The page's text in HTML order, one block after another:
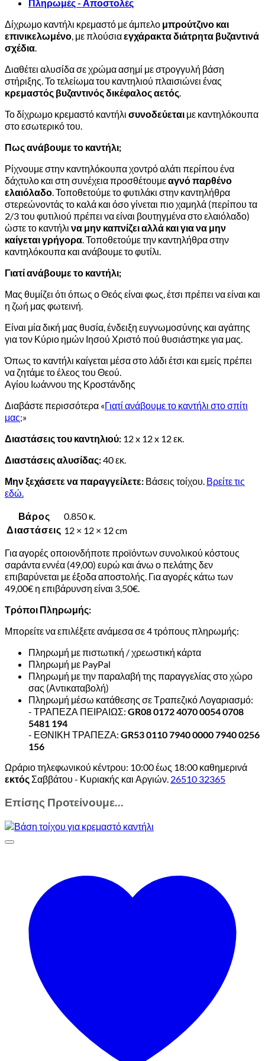
3.00€.
Πληρωμές - Αποστολές
Δίχρωμο καντήλι κρεμαστό με άμπελο μπρούτζινο και
επινικελωμένο , με πλούσιαεγχάρακτα διάτρητα βυζαντινά
σχέδια
Διαθέτει αλυσίδα σε χρώμα ασημί με στρογγυλή βάση
στήριξης. Το τελείωμα του καντηλιού πλαισιώνει ένας
κρεμαστός βυζαντινός δικέφαλος αετός
Το δίχρωμο κρεμαστό καντήλι συνοδεύεται με καντηλόκουπα
στο εσωτερικό του.
Πως ανάβουμε το καντήλι;
Ρίχνουμε στην καντηλόκουπα χοντρό αλάτι περίπου ένα
δάχτυλο και στη συνέχεια προσθέτουμεαγνό παρθένο
ελαιόλαδο . Τοποθετούμε το φυτιλάκι στην καντηλήθρα
στερεώνοντάς το καλά και όσο γίνεται πιο χαμηλά (περίπου τα
2/3 του φυτιλιού πρέπει να είναι βουτηγμένα στο ελαιόλαδο)
ώστε το καντήλι να μην καπνίζει αλλά και για να μην
καίγεται γρήγορα . Τοποθετούμε την καντηλήθρα στην
καντηλόκουπα και ανάβουμε το φυτίλι.
Γιατί ανάβουμε το καντήλι;
Μας θυμίζει ότι όπως ο Θεός είναι φως, έτσι πρέπει να είναι και
η ζωή μας φωτεινή.
Είναι μία δική μας θυσία, ένδειξη ευγνωμοσύνης και αγάπης
για τον Κύριο ημών Ιησού Χριστό πού θυσιάστηκε για μας.
Όπως το καντήλι καίγεται μέσα στο λάδι έτσι και εμείς πρέπει
να ζητάμε το έλεος του Θεού.
Αγίου Ιωάννου της Κροστάνδης
Διαβάστε περισσότερα «Γιατί ανάβουμε το καντήλι στο σπίτι
μας;»
Διαστάσεις του καντηλιού: 12 x 12 x 12 εκ.
Διαστάσεις αλυσίδας:40 εκ.
Μην ξεχάσετε να παραγγείλετε: Βάσεις τοίχου. Βρείτε τις
εδώ.
Βάρος
0.850 κ.
Διαστάσεις 12 × 12 × 12 cm
Για αγορές οποιονδήποτε προϊόντων συνολικού κόστους
σαράντα εννέα (49,00) ευρώ και άνω ο πελάτης δεν
επιβαρύνεται με έξοδα αποστολής. Για αγορές κάτω των
49,00€ η επιβάρυνση είναι 3,50€.
Τρόποι Πληρωμής:
Μπορείτε να επιλέξετε ανάμεσα σε 4 τρόπους πληρωμής:
Πληρωμή με πιστωτική / χρεωστική κάρτα
Πληρωμή με PayPal
Πληρωμή με την παραλαβή της παραγγελίας στο χώρο
σας (Αντικαταβολή)
Πληρωμή μέσω κατάθεσης σε Τραπεζικό Λογαριασμό:
- ΤΡΑΠΕΖΑ ΠΕΙΡΑΙΩΣ: GR08 0172 4070 0054 0708
5481 194
- ΕΘΝΙΚΗ ΤΡΑΠΕΖΑ: GR53 0110 7940 0000 7940 0256
156
Ωράριο τηλεφωνικού κέντρου: 10:00 έως 18:00 καθημερινά
εκτός Σαββάτου - Κυριακής και Αργιών. 26510 32365
Επίσης Προτείνουμε…